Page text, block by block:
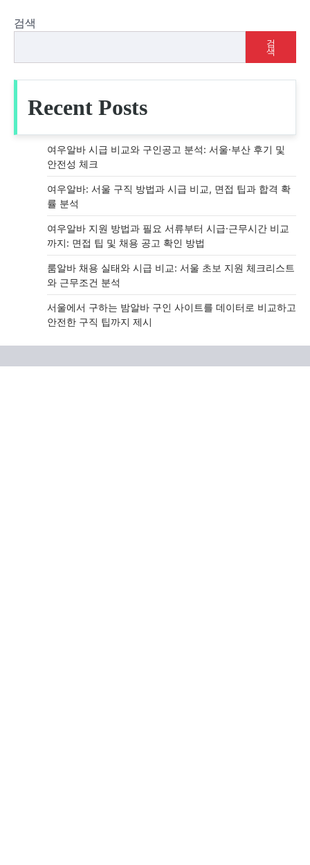
검색
검
색
Recent Posts
여우알바 시급 비교와 구인공고 분석: 서울·부산 후기 및
안전성 체크
여우알바: 서울 구직 방법과 시급 비교, 면접 팁과 합격 확
률 분석
여우알바 지원 방법과 필요 서류부터 시급·근무시간 비교
까지: 면접 팁 및 채용 공고 확인 방법
룸알바 채용 실태와 시급 비교: 서울 초보 지원 체크리스트
와 근무조건 분석
서울에서 구하는 밤알바 구인 사이트를 데이터로 비교하고
안전한 구직 팁까지 제시